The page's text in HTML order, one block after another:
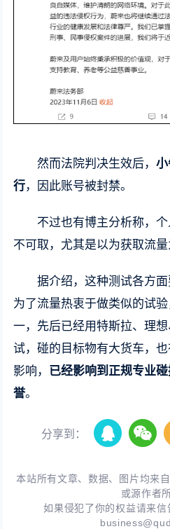
然而法院判决生效后，
行，因此账号被封禁。
不过也有博主分析称，
不可取，尤其是以为获取流量
据介绍，这种测试各方
为了流量热衷于做类似的试
一，先后已经用特斯拉、理
试，碰的目标物有大货车，
影响， 已经影响到正规专业
誉。
分享到：
本站所有文章、数据、图片均来
或源作者
如果侵犯了你的权益请来信